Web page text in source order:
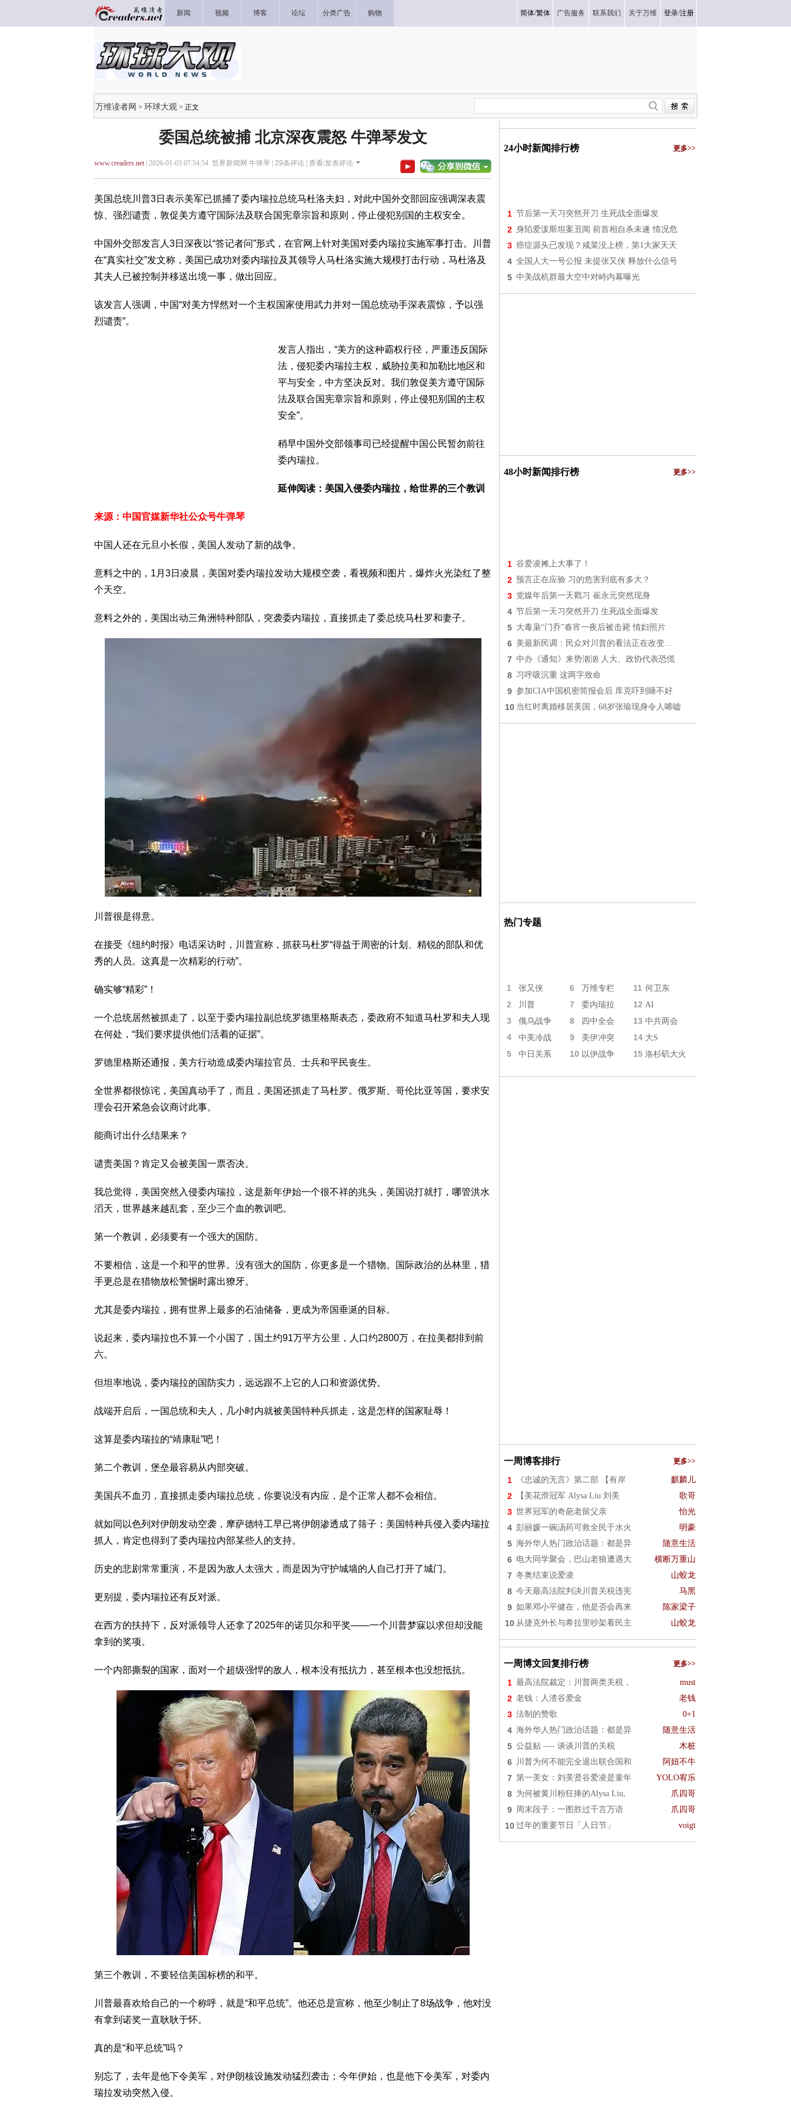
新闻 视频 博客 论坛 分类广告 购物 简体/繁体 广告服务 联系我们 关于万维 登录/注册
万维读者网 > 环球大观 > 正文
委国总统被捕 北京深夜震怒 牛弹琴发文
www.creaders.net| 2026-01-03 07:54:54 世界新闻网 牛弹琴 | 29条评论 | 查看/发表评论
美国总统川普3日表示美军已抓捕了委内瑞拉总统马杜洛夫妇，对此中国外交部回应强调深表震
惊、强烈谴责，敦促美方遵守国际法及联合国宪章宗旨和原则，停止侵犯别国的主权安全。
中国外交部发言人3日深夜以“答记者问”形式，在官网上针对美国对委内瑞拉实施军事打击。川普
在“真实社交”发文称，美国已成功对委内瑞拉及其领导人马杜洛实施大规模打击行动，马杜洛及
其夫人已被控制并移送出境一事，做出回应。
该发言人强调，中国“对美方悍然对一个主权国家使用武力并对一国总统动手深表震惊，予以强
烈谴责”。
发言人指出，“美方的这种霸权行径，严重违反国际
法，侵犯委内瑞拉主权，威胁拉美和加勒比地区和
平与安全，中方坚决反对。我们敦促美方遵守国际
法及联合国宪章宗旨和原则，停止侵犯别国的主权
安全”。
稍早中国外交部领事司已经提醒中国公民暂勿前往
委内瑞拉。
延伸阅读：美国入侵委内瑞拉，给世界的三个教训
来源：中国官媒新华社公众号牛弹琴
中国人还在元旦小长假，美国人发动了新的战争。
意料之中的，1月3日凌晨，美国对委内瑞拉发动大规模空袭，看视频和图片，爆炸火光染红了整
个天空。
意料之外的，美国出动三角洲特种部队，突袭委内瑞拉，直接抓走了委总统马杜罗和妻子。
川普很是得意。
在接受《纽约时报》电话采访时，川普宣称，抓获马杜罗“得益于周密的计划、精锐的部队和优
秀的人员。这真是一次精彩的行动”。
确实够“精彩”！
一个总统居然被抓走了，以至于委内瑞拉副总统罗德里格斯表态，委政府不知道马杜罗和夫人现
在何处，“我们要求提供他们活着的证据”。
罗德里格斯还通报，美方行动造成委内瑞拉官员、士兵和平民丧生。
全世界都很惊诧，美国真动手了，而且，美国还抓走了马杜罗。俄罗斯、哥伦比亚等国，要求安
理会召开紧急会议商讨此事。
能商讨出什么结果来？
谴责美国？肯定又会被美国一票否决。
我总觉得，美国突然入侵委内瑞拉，这是新年伊始一个很不祥的兆头，美国说打就打，哪管洪水
滔天，世界越来越乱套，至少三个血的教训吧。
第一个教训，必须要有一个强大的国防。
不要相信，这是一个和平的世界。没有强大的国防，你更多是一个猎物。国际政治的丛林里，猎
手更总是在猎物放松警惕时露出獠牙。
尤其是委内瑞拉，拥有世界上最多的石油储备，更成为帝国垂涎的目标。
说起来，委内瑞拉也不算一个小国了，国土约91万平方公里，人口约2800万，在拉美都排到前
六。
但坦率地说，委内瑞拉的国防实力，远远跟不上它的人口和资源优势。
战端开启后，一国总统和夫人，几小时内就被美国特种兵抓走，这是怎样的国家耻辱！
这算是委内瑞拉的“靖康耻”吧！
第二个教训，堡垒最容易从内部突破。
美国兵不血刃，直接抓走委内瑞拉总统，你要说没有内应，是个正常人都不会相信。
就如同以色列对伊朗发动空袭，摩萨德特工早已将伊朗渗透成了筛子；美国特种兵侵入委内瑞拉
抓人，肯定也得到了委内瑞拉内部某些人的支持。
历史的悲剧常常重演，不是因为敌人太强大，而是因为守护城墙的人自己打开了城门。
更别提，委内瑞拉还有反对派。
在西方的扶持下，反对派领导人还拿了2025年的诺贝尔和平奖——一个川普梦寐以求但却没能
拿到的奖项。
一个内部撕裂的国家，面对一个超级强悍的敌人，根本没有抵抗力，甚至根本也没想抵抗。
第三个教训，不要轻信美国标榜的和平。
川普最喜欢给自己的一个称呼，就是“和平总统”。他还总是宣称，他至少制止了8场战争，他对没
有拿到诺奖一直耿耿于怀。
真的是“和平总统”吗？
别忘了，去年是他下令美军，对伊朗核设施发动猛烈袭击；今年伊始，也是他下令美军，对委内
瑞拉发动突然入侵。
24小时新闻排行榜 更多>>
1 节后第一天习突然开刀 生死战全面爆发
2 身陷爱泼斯坦案丑闻 前首相自杀未遂 情况危
3 癌症源头已发现？咸菜没上榜，第1大家天天
4 全国人大一号公报 未提张又侠 释放什么信号
5 中美战机群最大空中对峙内幕曝光
48小时新闻排行榜 更多>>
1 谷爱凌摊上大事了！
2 预言正在应验 习的危害到底有多大？
3 党媒年后第一天戳习 崔永元突然现身
4 节后第一天习突然开刀 生死战全面爆发
5 大毒枭“门乔”春宵一夜后被击毙 情妇照片
6 美最新民调：民众对川普的看法正在改变...
7 中办《通知》来势汹汹 人大、政协代表恐慌
8 习呼吸沉重 这两字致命
9 参加CIA中国机密简报会后 库克吓到睡不好
10 当红时离婚移居美国，68岁张瑜现身令人唏嘘
热门专题
1 张又侠 6 万维专栏 11 何卫东
2 川普 7 委内瑞拉 12 AI
3 俄乌战争 8 四中全会 13 中共两会
4 中美冷战 9 美伊冲突 14 大S
5 中日关系 10 以伊战争 15 洛杉矶大火
一周博客排行 更多>>
1 《忠诚的无言》第二部 【有岸 麒麟儿
2 【美花滑冠军 Alysa Liu 刘美 歌哥
3 世界冠军的奇葩老留父亲 怡光
4 彭丽媛一碗汤药可救全民于水火 明豪
5 海外华人热门政治话题：都是异 随意生活
6 电大同学聚会，巴山老狼遭遇大 横断万重山
7 冬奥结束说爱凌 山蛟龙
8 今天最高法院判决川普关税违宪 马黑
9 如果邓小平健在，他是否会再来 陈家梁子
10 从捷克外长与希拉里吵架看民主 山蛟龙
一周博文回复排行榜 更多>>
1 最高法院裁定：川普两类关税， must
2 老钱：人渣谷爱金 老钱
3 法制的赞歌 0+1
4 海外华人热门政治话题：都是异 随意生活
5 公益贴 ---- 谈谈川普的关税 木桩
6 川普为何不能完全退出联合国和 阿妞不牛
7 第一美女：刘美贤谷爱凌是童年 YOLO宥乐
8 为何被黄川粉狂捧的Alysa Liu, 爪四哥
9 周末段子：一图胜过千言万语 爪四哥
10 过年的重要节日「人日节」 voigt